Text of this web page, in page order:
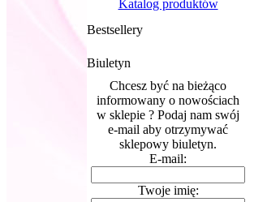
Katalog produktów
Bestsellery
Biuletyn
Chcesz być na bieżąco
informowany o nowościach
w sklepie ? Podaj nam swój
e-mail aby otrzymywać
sklepowy biuletyn.
E-mail:
Twoje imię: